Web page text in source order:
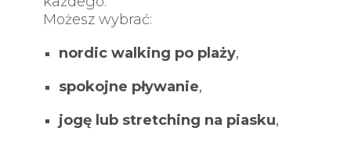
Możesz wybrać:
nordic walking po plaży,
spokojne pływanie,
jogę lub stretching na piasku,